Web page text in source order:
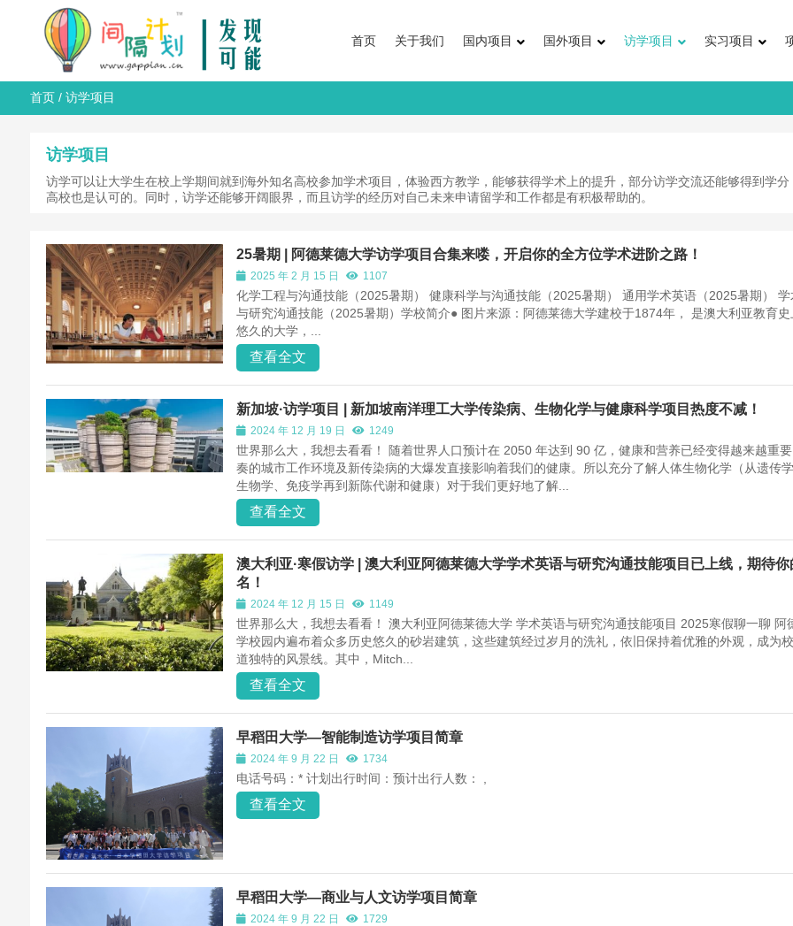
首页 关于我们 国内项目 国外项目 访学项目 实习项目
首页/ 访学项目
访学项目
访学可以让大学生在校上学期间就到海外知名高校参加学术项目，体验西方教学，能够获得学术上的提升，部分访学交流还能够得到学分
高校也是认可的。同时，访学还能够开阔眼界，而且访学的经历对自己未来申请留学和工作都是有积极帮助的。
25暑期 | 阿德莱德大学访学项目合集来喽，开启你的全方位学术进阶之路！
2025 年 2 月 15 日 1107
化学工程与沟通技能（2025暑期） 健康科学与沟通技能（2025暑期） 通用学术英语（2025暑期）
与研究沟通技能（2025暑期）学校简介● 图片来源：阿德莱德大学建校于1874年， 是澳大利亚教育
悠久的大学，...
查看全文
新加坡·访学项目 | 新加坡南洋理工大学传染病、生物化学与健康科学项目热度不减！
2024 年 12 月 19 日 1249
世界那么大，我想去看看！ 随着世界人口预计在 2050 年达到 90 亿，健康和营养已经变得越来越重
奏的城市工作环境及新传染病的大爆发直接影响着我们的健康。所以充分了解人体生物化学（从遗传
生物学、免疫学再到新陈代谢和健康）对于我们更好地了解...
查看全文
澳大利亚·寒假访学 | 澳大利亚阿德莱德大学学术英语与研究沟通技能项目已上线，期待你
名！
2024 年 12 月 15 日 1149
世界那么大，我想去看看！ 澳大利亚阿德莱德大学 学术英语与研究沟通技能项目 2025寒假聊一聊 阿
学校园内遍布着众多历史悠久的砂岩建筑，这些建筑经过岁月的洗礼，依旧保持着优雅的外观，成为
道独特的风景线。其中，Mitch...
查看全文
早稻田大学—智能制造访学项目简章
2024 年 9 月 22 日 1734
电话号码：* 计划出行时间：预计出行人数： ,
查看全文
早稻田大学—商业与人文访学项目简章
2024 年 9 月 22 日 1729